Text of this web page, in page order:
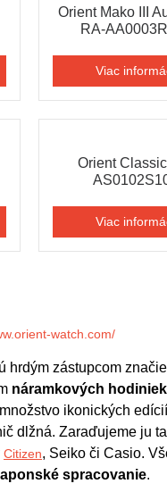
Orient Mako III
RA-
Viac
Orient
Viac
watch.com/
hrdým zástupcom
náramkových hodiniek
ikonických
dlžná. Zaraďujeme ju
Citizen
spracovanie.